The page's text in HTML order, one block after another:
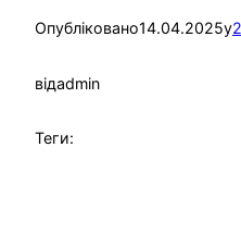
Опубліковано14.04.2025у
відadmin
Теги: